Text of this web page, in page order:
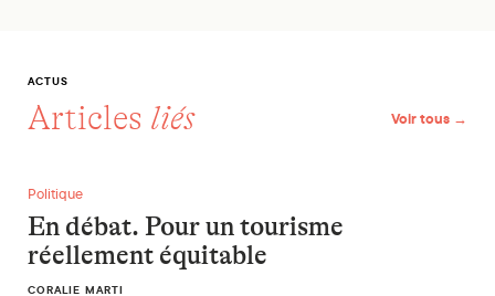
ACTUS
Articles liés Voir tous →
En débat. Pour un tourisme réellement équitable
Politique
En débat. Pour un tourisme
réellement équitable
CORALIE MARTI